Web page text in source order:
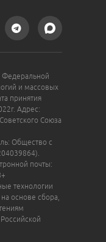
Федеральной
и массовых
принятия
Адрес:
Союза
Общество с
почты:
технологии
основе сбора,